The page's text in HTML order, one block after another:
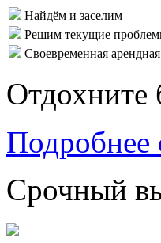
Найдём и заселим
Решим текущие
Своевременная
Отдохните
Подробнее
Срочный